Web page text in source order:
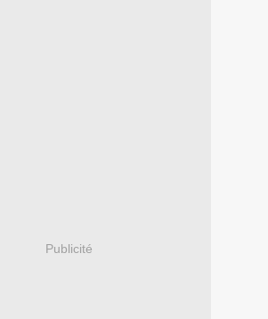
Publicité